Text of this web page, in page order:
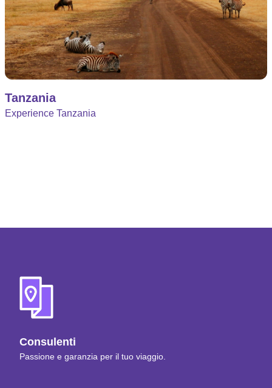
Tanzania
Experience Tanzania
Consulenti
Passione e garanzia per il tuo viaggio.